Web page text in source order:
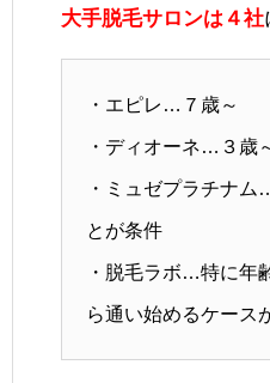
大手脱毛サロンは４社
・エピレ…７歳～
・ディオーネ…３歳
・ミュゼプラチナ
とが条件
・脱毛ラボ…特に年
ら通い始めるケース